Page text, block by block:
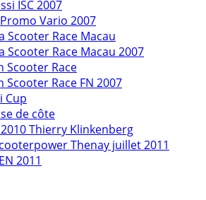
ISC 2007
Vario 2007
Scooter Race Macau
Scooter Race Macau 2007
Scooter Race
Scooter Race FN 2007
Cup
de côte
Thierry Klinkenberg
Thenay juillet 2011
2011